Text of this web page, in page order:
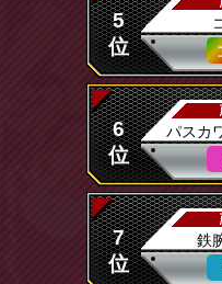
5
位
6
位
パスカ
7
位
鉄